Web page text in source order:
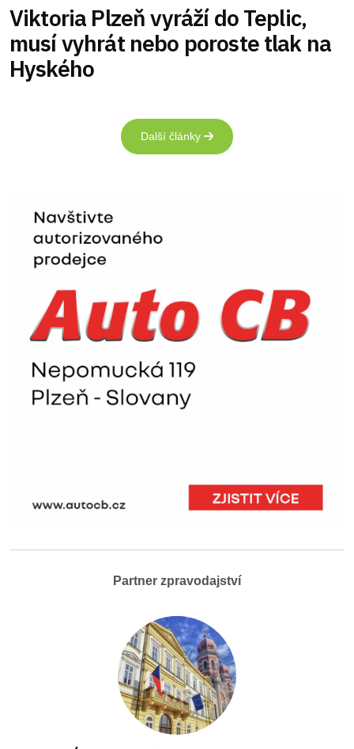
Viktoria Plzeň vyráží do Teplic,
musí vyhrát nebo poroste tlak na
Hyského
Další články
Partner zpravodajství